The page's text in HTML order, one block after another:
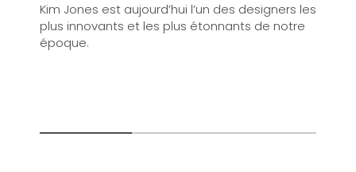
Kim Jones est aujourd’hui l’un des designers les
plus innovants et les plus étonnants de notre
époque.